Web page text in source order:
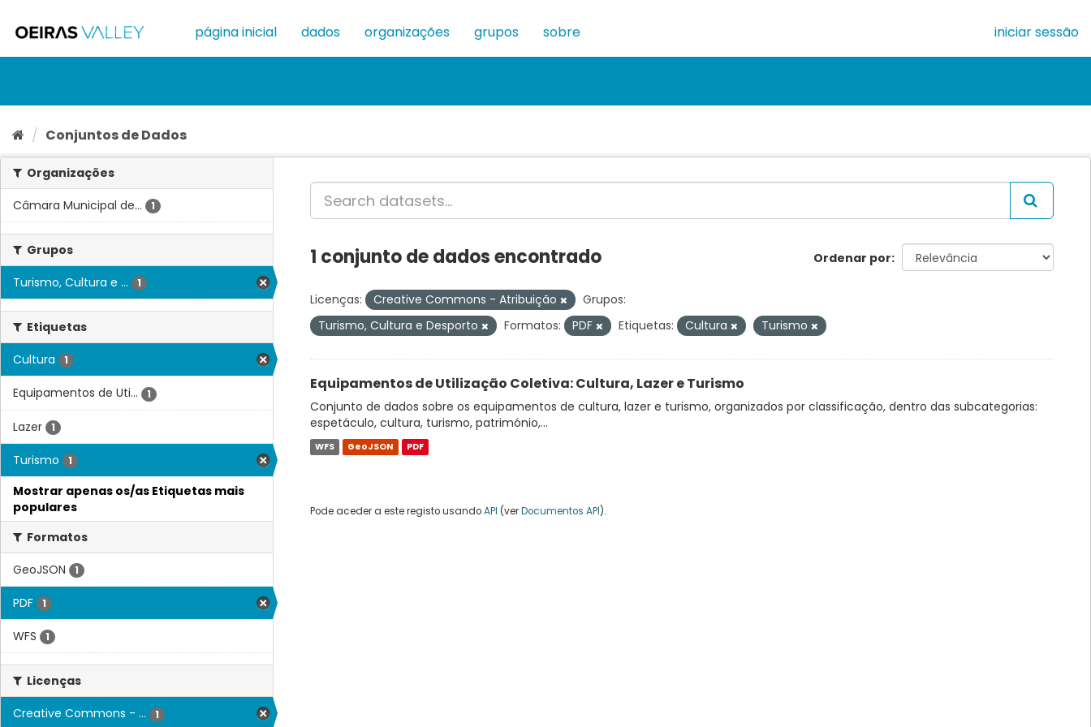
para
conteúdo
página inicial dados organizações grupos sobre iniciar sessão
Conjuntos de Dados
Organizações
Câmara Municipal de...
1
Grupos
Turismo, Cultura e ...
1
Etiquetas
Cultura
1
Equipamentos de Uti... 1
Lazer 1
Turismo 1
Mostrar apenas os/as Etiquetas mais
populares
Formatos
GeoJSON
1
PDF 1
WFS 1
Licenças
Creative Commons - ...
1
Ordenar por
1 conjunto de dados encontrado
Licenças: Creative Commons - Atribuição
Grupos:
Turismo, Cultura e Desporto
Formatos: PDF Etiquetas: Cultura Turismo
Equipamentos de Utilização Coletiva: Cultura, Lazer e Turismo
Conjunto de dados sobre os equipamentos de cultura, lazer e turismo, organizados por classificação, dentro das subcategorias:
espetáculo, cultura, turismo, património,...
WFS GeoJSON PDF
Pode aceder a este registo usandoAPI (verDocumentos API).